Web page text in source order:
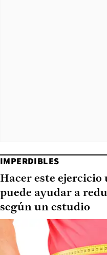
IMPERDIBLES
Hacer este ejercicio
puede ayudar a
según un estudio